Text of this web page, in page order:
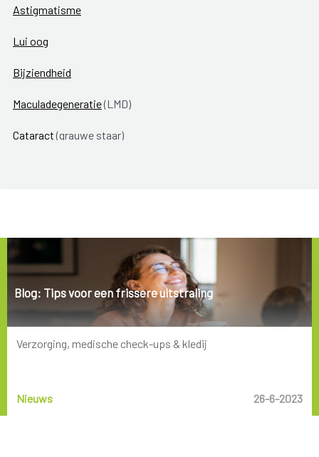
Astigmatisme
Lui oog
Bijziendheid
Maculadegeneratie(LMD)
Cataract (grauwe staar)
Keratosis follicularis (ziekte van Darier)
Verziendheid
Blog: Tips voor een frissere uitstraling
Verzorging, medische check-ups & kledij
Nieuws 26-6-2023